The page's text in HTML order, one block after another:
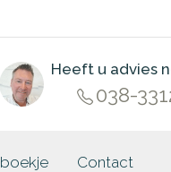
Heeft u advies
038-
Contact